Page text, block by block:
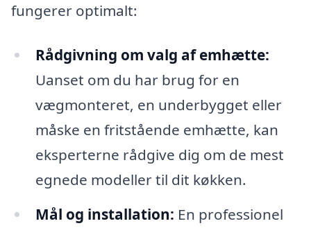
fungerer optimalt:
Rådgivning om valg af emhætte:
Uanset om du har brug for en
vægmonteret, en underbygget eller
måske en fritstående emhætte, kan
eksperterne rådgive dig om de mest
egnede modeller til dit køkken.
Mål og installation: En professionel